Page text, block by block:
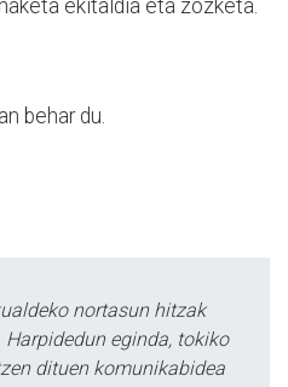
ekitaldia eta zozketa.
behar du.
nortasun hitzak
eginda, tokiko
dituen komunikabidea